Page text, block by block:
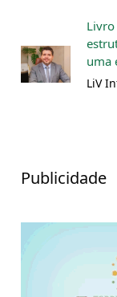
uma
LiV
Publicidade